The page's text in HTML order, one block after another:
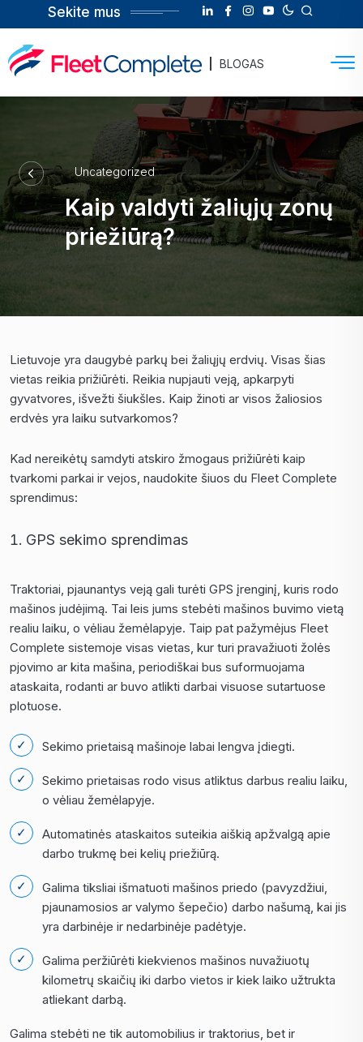
Sekite mus
BLOGAS
Uncategorized
Kaip valdyti žaliųjų zonų
priežiūrą?
Lietuvoje yra daugybė parkų bei žaliųjų erdvių. Visas šias
vietas reikia prižiūrėti. Reikia nupjauti veją, apkarpyti
gyvatvores, išvežti šiukšles. Kaip žinoti ar visos žaliosios
erdvės yra laiku sutvarkomos?
Kad nereikėtų samdyti atskiro žmogaus prižiūrėti kaip
tvarkomi parkai ir vejos, naudokite šiuos du Fleet Complete
sprendimus:
GPS sekimo sprendimas
Traktoriai, pjaunantys veją gali turėti GPS įrenginį, kuris rodo
mašinos judėjimą. Tai leis jums stebėti mašinos buvimo vietą
realiu laiku, o vėliau žemėlapyje. Taip pat pažymėjus Fleet
Complete sistemoje visas vietas, kur turi pravažiuoti žolės
pjovimo ar kita mašina, periodiškai bus suformuojama
ataskaita, rodanti ar buvo atlikti darbai visuose sutartuose
plotuose.
Sekimo prietaisą mašinoje labai lengva įdiegti.
Sekimo prietaisas rodo visus atliktus darbus realiu laiku,
o vėliau žemėlapyje.
Automatinės ataskaitos suteikia aiškią apžvalgą apie
darbo trukmę bei kelių priežiūrą.
Galima tiksliai išmatuoti mašinos priedo (pavyzdžiui,
pjaunamosios ar valymo šepečio) darbo našumą, kai jis
yra darbinėje ir nedarbinėje padėtyje.
Galima peržiūrėti kiekvienos mašinos nuvažiuotų
kilometrų skaičių iki darbo vietos ir kiek laiko užtrukta
atliekant darbą.
Galima stebėti ne tik automobilius ir traktorius, bet ir